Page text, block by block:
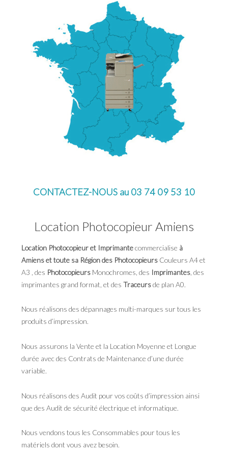
CONTACTEZ-NOUS au 03 74 09 53 10
Location Photocopieur Amiens
Location Photocopieur et Imprimantecommercialise à
Amiens et toute sa Région des Photocopieurs Couleurs A4 et
A3 , des Photocopieurs Monochromes, des Imprimantes , des
imprimantes grand format, et des Traceursde plan A0.
Nous réalisons des dépannages multi-marques sur tous les
produits d’impression.
Nous assurons la Vente et la Location Moyenne et Longue
durée avec des Contrats de Maintenance d’une durée
variable.
Nous réalisons des Audit pour vos coûts d’impression ainsi
que des Audit de sécurité électrique et informatique.
Nous vendons tous les Consommables pour tous les
matériels dont vous avez besoin.